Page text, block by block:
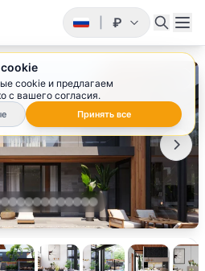
₽
cookie
cookie и предлагаем
с вашего согласия.
Принять все